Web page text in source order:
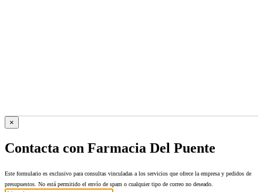
×
Contacta con Farmacia Del Puente
Este formulario es exclusivo para consultas vinculadas a los servicios que ofrece la empresa y pedidos de
presupuestos. No está permitido el envío de spam o cualquier tipo de correo no deseado.